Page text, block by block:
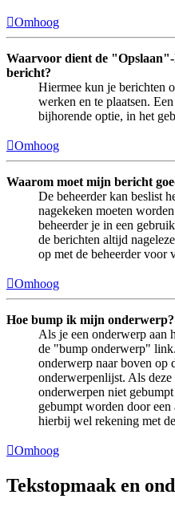
Omhoog
Waarvoor dient de
bericht?
Hiermee kun je berichten
werken en te plaatsen.
bijhorende optie, in het
Omhoog
Waarom moet mijn bericht
De beheerder kan beslist
nagekeken moeten
beheerder je in een
de berichten altijd
op met de beheerder voor
Omhoog
Hoe bump ik mijn onderwerp?
Als je een onderwerp aan
de "bump onderwerp"
onderwerp naar boven op
onderwerpenlijst. Als
onderwerpen niet
gebumpt worden door
hierbij wel rekening met
Omhoog
Tekstopmaak en